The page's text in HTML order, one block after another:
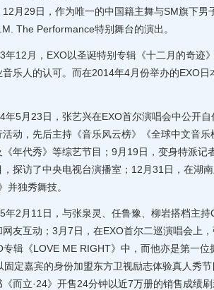
月29日，作为唯一的中国籍主舞与SM旗下男
The Performance特别舞台的演出。
月，EXO以圣诞特别专辑《十二月的奇迹
音乐人的认可。而在2014年4月份举办的EXO
月23日，张艺兴在EXO首尔演唱会中公开自
活动，先后主持《音乐风云榜》《全球中文音
《年代秀》等综艺节目；9月19日，变身特派记
，探访了中央电视台演播室；12月31日，在湖
并独秀舞技。
月11日，与张泉灵、任鲁豫、柳岩搭档主持
网友互动；3月7日，在EXO首尔二巡演唱会上
专辑《LOVE ME RIGHT》中，而他亦是第一
固定嘉宾的身份加盟东方卫视励志体验真人秀
《而立·24》开售24分钟以近7万册的销售成绩